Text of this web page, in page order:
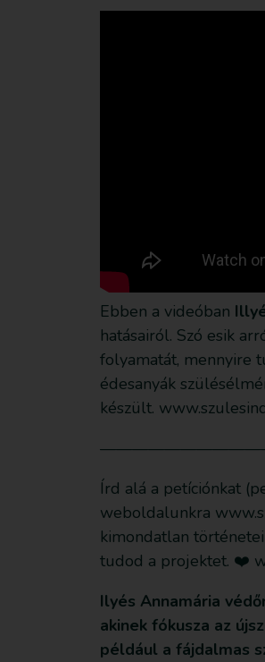
Ebben a videóban
hatásairól. Szó esik
folyamatát, mennyire
édesanyák
készült.
Írd alá a petíciónkat
weboldalunkra
kimondatlan
tudod a projektet.
Ilyés Annamária
akinek fókusza az
például a fájdalmas